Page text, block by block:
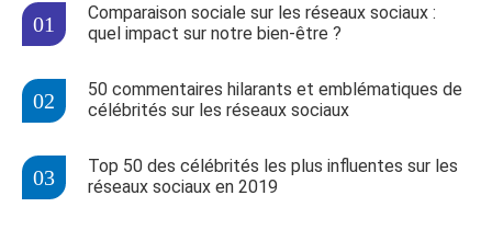
Comparaison sociale sur les réseaux sociaux :
quel impact sur notre bien-être ?
50 commentaires hilarants et emblématiques de
célébrités sur les réseaux sociaux
Top 50 des célébrités les plus influentes sur les
réseaux sociaux en 2019